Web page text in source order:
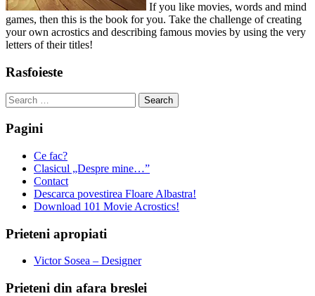
If you like movies, words and mind
games, then this is the book for you. Take the challenge of creating
your own acrostics and describing famous movies by using the very
letters of their titles!
Rasfoieste
Search
for:
Pagini
Ce fac?
Clasicul „Despre mine…”
Contact
Descarca povestirea Floare Albastra!
Download 101 Movie Acrostics!
Prieteni apropiati
Victor Sosea – Designer
Prieteni din afara breslei